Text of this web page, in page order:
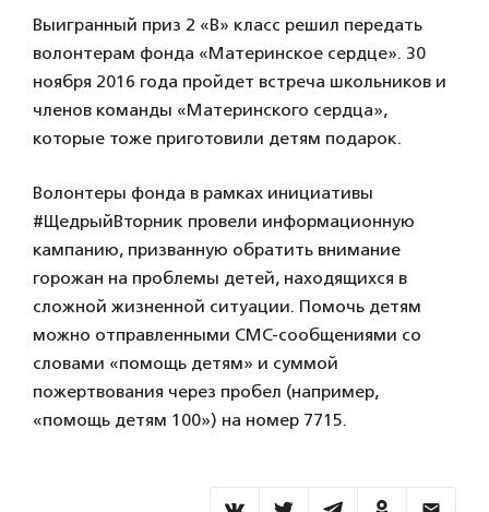
Выигранный приз 2 «В» класс решил передать
волонтерам фонда «Материнское сердце». 30
ноября 2016 года пройдет встреча школьников и
членов команды «Материнского сердца»,
которые тоже приготовили детям подарок.
Волонтеры фонда в рамках инициативы
#ЩедрыйВторник провели информационную
кампанию, призванную обратить внимание
горожан на проблемы детей, находящихся в
сложной жизненной ситуации. Помочь детям
можно отправленными СМС-сообщениями со
словами «помощь детям» и суммой
пожертвования через пробел (например,
«помощь детям 100») на номер 7715.